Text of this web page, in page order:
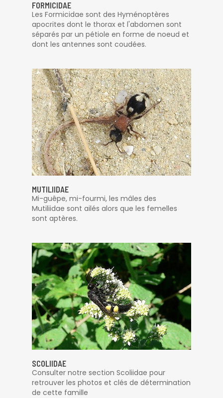
FORMICIDAE
Les Formicidae sont des Hyménoptères
apocrites dont le thorax et l'abdomen sont
séparés par un pétiole en forme de noeud et
dont les antennes sont coudées.
MUTILIIDAE
Mi-guêpe, mi-fourmi, les mâles des
Mutiliidae sont ailés alors que les femelles
sont aptères.
SCOLIIDAE
Consulter notre section Scoliidae pour
retrouver les photos et clés de détermination
de cette famille